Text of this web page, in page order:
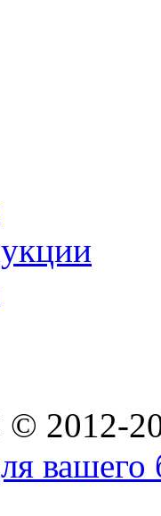
2012-
вашего